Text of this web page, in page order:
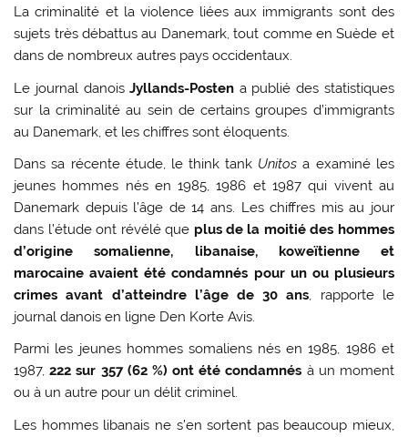
La criminalité et la violence liées aux immigrants sont des
sujets très débattus au Danemark, tout comme en Suède et
dans de nombreux autres pays occidentaux.
Le journal danoisJyllands-Posten a publié des statistiques
sur la criminalité au sein de certains groupes d’immigrants
au Danemark, et les chiffres sont éloquents.
Dans sa récente étude, le think tank Unitos a examiné les
jeunes hommes nés en 1985, 1986 et 1987 qui vivent au
Danemark depuis l’âge de 14 ans. Les chiffres mis au jour
dans l’étude ont révélé que plus de la moitié des hommes
d’origine somalienne, libanaise, koweïtienne et
marocaine avaient été condamnés pour un ou plusieurs
crimes avant d’atteindre l’âge de 30 ans, rapporte le
journal danois en ligne Den Korte Avis.
Parmi les jeunes hommes somaliens nés en 1985, 1986 et
1987,222 sur 357 (62 %) ont été condamnés à un moment
ou à un autre pour un délit criminel.
Les hommes libanais ne s’en sortent pas beaucoup mieux,